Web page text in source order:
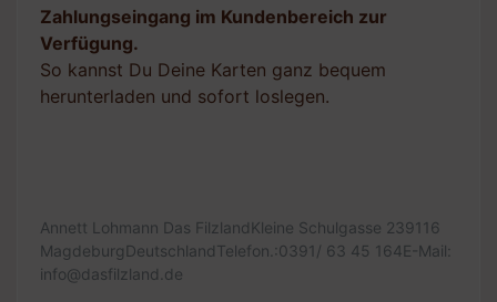
Zahlungseingang im Kundenbereich zur
Verfügung.
So kannst Du Deine Karten ganz bequem
herunterladen und sofort loslegen.
Annett Lohmann Das FilzlandKleine Schulgasse 239116
MagdeburgDeutschlandTelefon.:0391/ 63 45 164E-Mail:
info@dasfilzland.de